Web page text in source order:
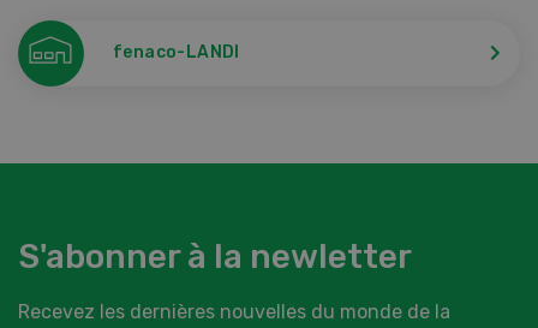
fenaco-LANDI
S'abonner à la newletter
Recevez les dernières nouvelles du monde de la